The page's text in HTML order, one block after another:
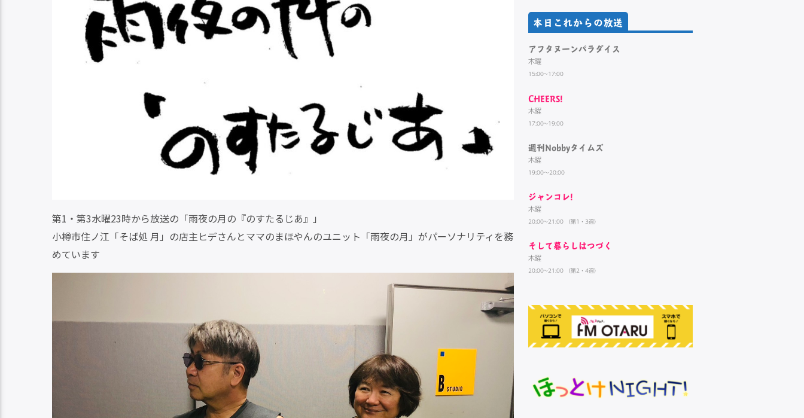
第1・第3水曜23時から放送の「雨夜の月の『のすたるじあ』」
小樽市住ノ江「そば処 月」の店主ヒデさんとママのまほやんのユニット「雨夜の月」がパーソナリティを務
めています
本日これからの放送
アフタヌーンパラダイス
木曜
15:00~17:00
CHEERS!
木曜
17:00~19:00
週刊Nobbyタイムズ
木曜
19:00～20:00
ジャンコレ!
木曜
20:00~21:00 （第1・3週）
そして暮らしはつづく
木曜
20:00~21:00 （第2・4週）